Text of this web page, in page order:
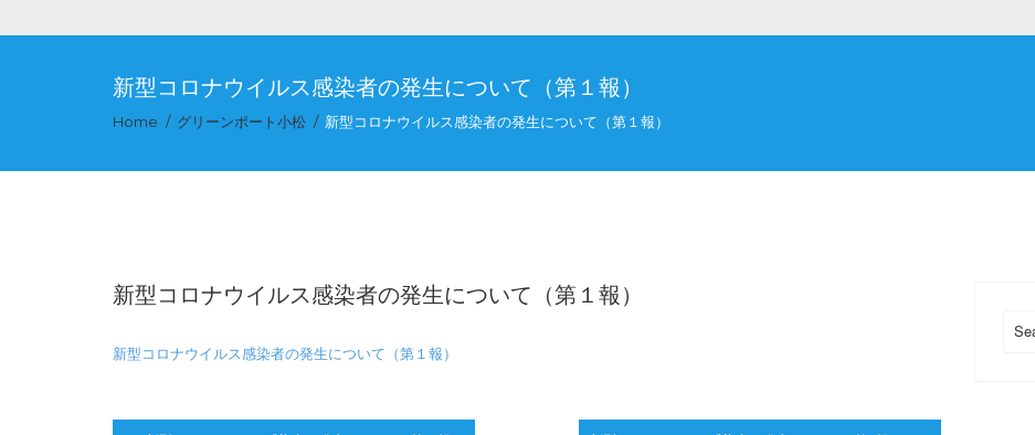
新型コロナウイルス感染者の発生について（第１報）
Home グリーンポート小松 新型コロナウイルス感染者の発生について（第１報）
新型コロナウイルス感染者の発生について（第１報）
新型コロナウイルス感染者の発生について（第１報）
for: